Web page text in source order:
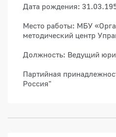
Дата рождения:
Место работы: МБУ
методический центр
Должность: Ведущий
Партийная
Россия"